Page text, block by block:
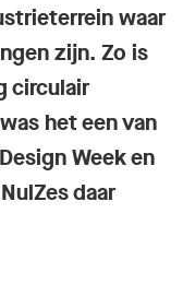
waar
zijn. Zo is
circulair
het een van
Week en
daar